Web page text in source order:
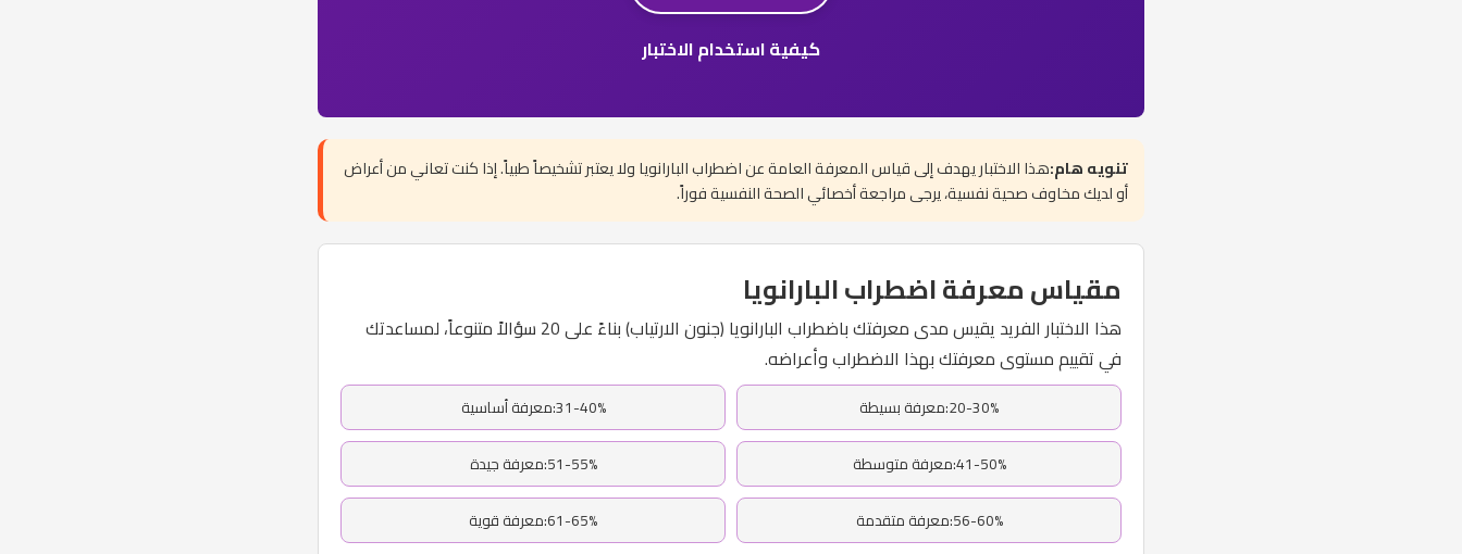
كيفية استخدام الاختبار
تنويه هام:هذا الاختبار يهدف إلى قياس المعرفة العامة عن اضطراب البارانويا ولا يعتبر تشخيصاً طبياً. إذا كنت تعاني من أعراض
أو لديك مخاوف صحية نفسية، يرجى مراجعة أخصائي الصحة النفسية فوراً.
مقياس معرفة اضطراب البارانويا
هذا الاختبار الفريد يقيس مدى معرفتك باضطراب البارانويا (جنون الارتياب) بناءً على 20 سؤالاً متنوعاً، لمساعدتك
في تقييم مستوى معرفتك بهذا الاضطراب وأعراضه.
20-30%:معرفة بسيطة
31-40%:معرفة أساسية
41-50%:معرفة متوسطة
51-55%:معرفة جيدة
56-60%:معرفة متقدمة
61-65%:معرفة قوية